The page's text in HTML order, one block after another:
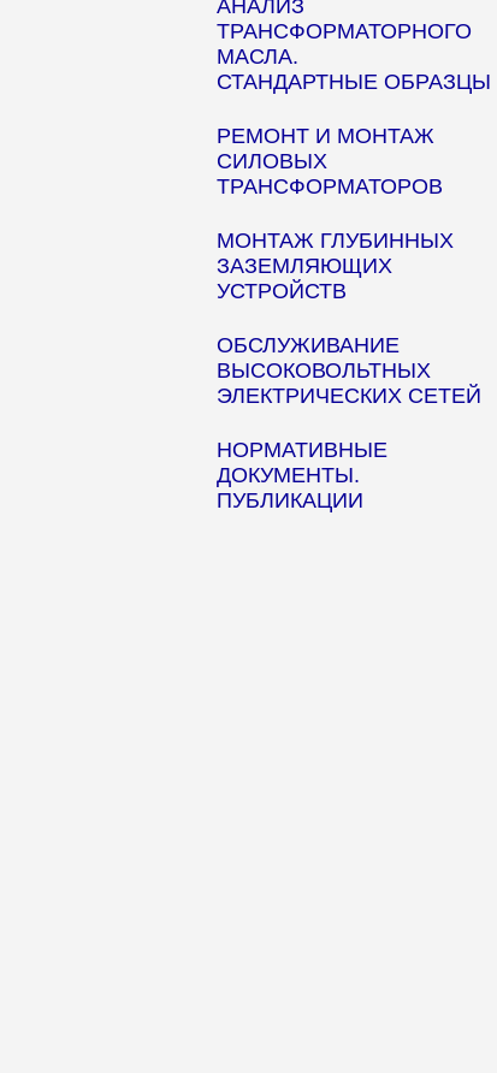
АНАЛИЗ
ТРАНСФОРМАТОРНОГО
МАСЛА.
СТАНДАРТНЫЕ ОБРАЗЦЫ
РЕМОНТ И МОНТАЖ
СИЛОВЫХ
ТРАНСФОРМАТОРОВ
МОНТАЖ ГЛУБИННЫХ
ЗАЗЕМЛЯЮЩИХ
УСТРОЙСТВ
ОБСЛУЖИВАНИЕ
ВЫСОКОВОЛЬТНЫХ
ЭЛЕКТРИЧЕСКИХ СЕТЕЙ
НОРМАТИВНЫЕ
ДОКУМЕНТЫ.
ПУБЛИКАЦИИ